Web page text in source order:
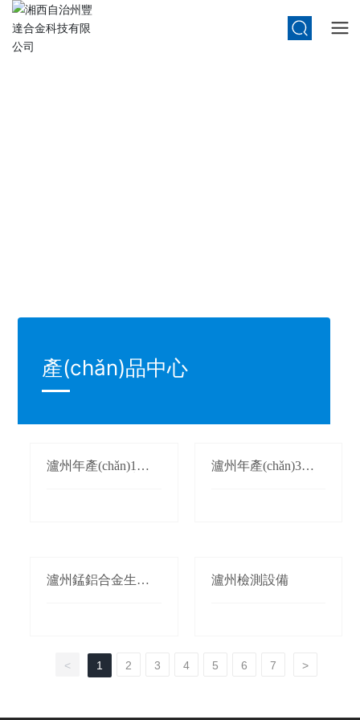
產(chǎn)品中心
瀘州年產(chǎn)1萬
瀘州年產(chǎn)3萬
瀘州錳鋁合金生產(c
瀘州檢測設備
< 1 2 3 4 5 6 7 >